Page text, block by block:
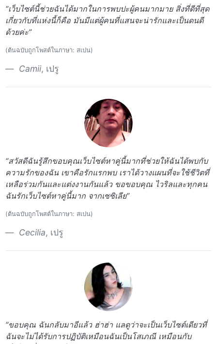
“เว็บไซต์นี้ช่วยฉันได้มากในการพบปะผู้คนมากมาย สิ่งที่ดีที่สุด
เกี่ยวกับที่แห่งนี้ก็คือ มันมีแต่ผู้คนที่แสนจะน่ารักและเป็นดนดี
ด้วยค่ะ”
(ต้นฉบับถูกโพสต์ในภาษา: สเปน)
Camii, เปรู
“สวัสดีฉันรู้สึกขอบคุณเว็บไซต์หาคู่นี้มากที่ช่วยให้ฉันได้พบกับ
ความรักของฉัน เขาคือรักแรกพบ เราได้วางแผนที่จะใช้ชีวิตที่
เหลือร่วมกันและแต่งงานกันแล้ว ขอขอบคุณ ไวริลและทุกคน
ฉันรักเว็บไซต์หาคู่นี้มาก จากเซซิเลีย”
(ต้นฉบับถูกโพสต์ในภาษา: สเปน)
Cecilia, เปรู
“ขอบคุณ ฉันกลับมาอีแล้ว ฮ่าฮ่า แลดูว่าจะเป็นเว็บไซต์เดียวที่
ฉันจะไม่ได้รับการปฏิบัติเหมือนฉันเป็นโสเภณี เหมือนกับ